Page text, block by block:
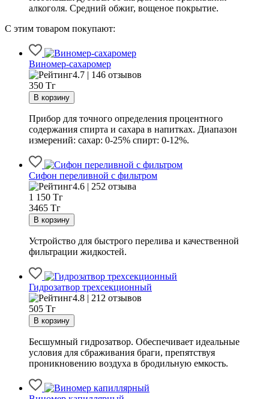
алкоголя. Средний обжиг, вощеное покрытие.
С этим товаром покупают:
Виномер-сахаромер
4.7 | 146 отзывов
350 Тг
Прибор для точного определения процентного
содержания спирта и сахара в напитках. Диапазон
измерений: сахар: 0-25% спирт: 0-12%.
Сифон переливной с фильтром
4.6 | 252 отзыва
1 150 Тг
3465 Тг
Устройство для быстрого перелива и качественной
фильтрации жидкостей.
Гидрозатвор трехсекционный
4.8 | 212 отзывов
505 Тг
Бесшумный гидрозатвор. Обеспечивает идеальные
условия для сбраживания браги, препятствуя
проникновению воздуха в бродильную емкость.